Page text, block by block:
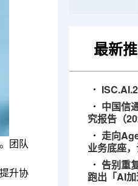
团队
升协
最新
中国信
究报告（
走向
业务底座
告别重
跑出「AI加